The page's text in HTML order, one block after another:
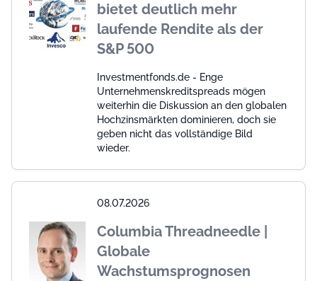
bietet deutlich mehr
laufende Rendite als der
S&P 500
Investmentfonds.de - Enge
Unternehmenskreditspreads mögen
weiterhin die Diskussion an den globalen
Hochzinsmärkten dominieren, doch sie
geben nicht das vollständige Bild
wieder.
08.07.2026
Columbia Threadneedle |
Globale
Wachstumsprognosen